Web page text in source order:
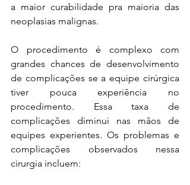
a maior curabilidade pra maioria das
neoplasias malignas.
O procedimento é complexo com
grandes chances de desenvolvimento
de complicações se a equipe cirúrgica
tiver pouca experiência no
procedimento. Essa taxa de
complicações diminui nas mãos de
equipes experientes. Os problemas e
complicações observados nessa
cirurgia incluem: